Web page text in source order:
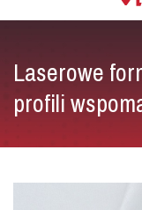
Laserowe
profili